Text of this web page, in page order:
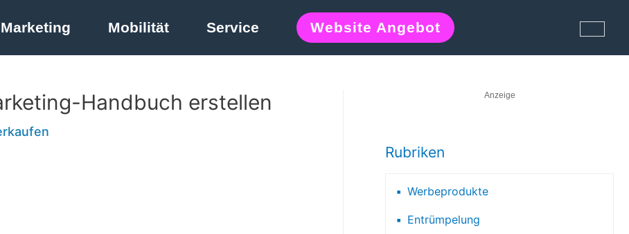
Marketing Mobilität Service Website Angebot
Handbuch erstellen Anzeige
Rubriken
Werbeprodukte
Entrümpelung